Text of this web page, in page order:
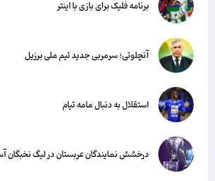
برنامه فلیک برای بازی با اینتر
آنچلوتی؛ سرمربی جدید تیم ملی برزیل
استقلال به دنبال مامه تیام
درخشش نمایندگان عربستان در لیگ نخبگان آسیا